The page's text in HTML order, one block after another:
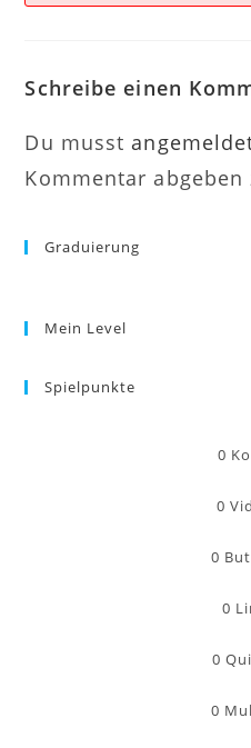
Schreibe einen
Du musst
Kommentar abgeben
Graduierung
Mein Level
Spielpunkte
0
0
0
0
0
0